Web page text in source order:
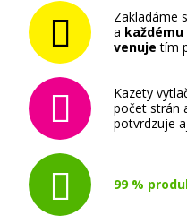
Zakladáme
a
venuje tím
Kazety
počet strán
potvrdzuje
99 %